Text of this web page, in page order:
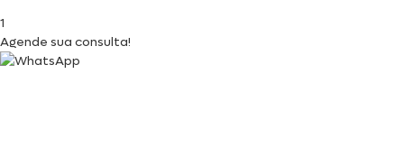
1
Agende sua consulta!